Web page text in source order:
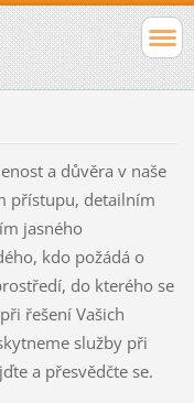
a důvěra v naše
přístupu, detailním
jasného
kdo požádá o
do kterého se
řešení Vašich
služby při
a přesvědčte se.